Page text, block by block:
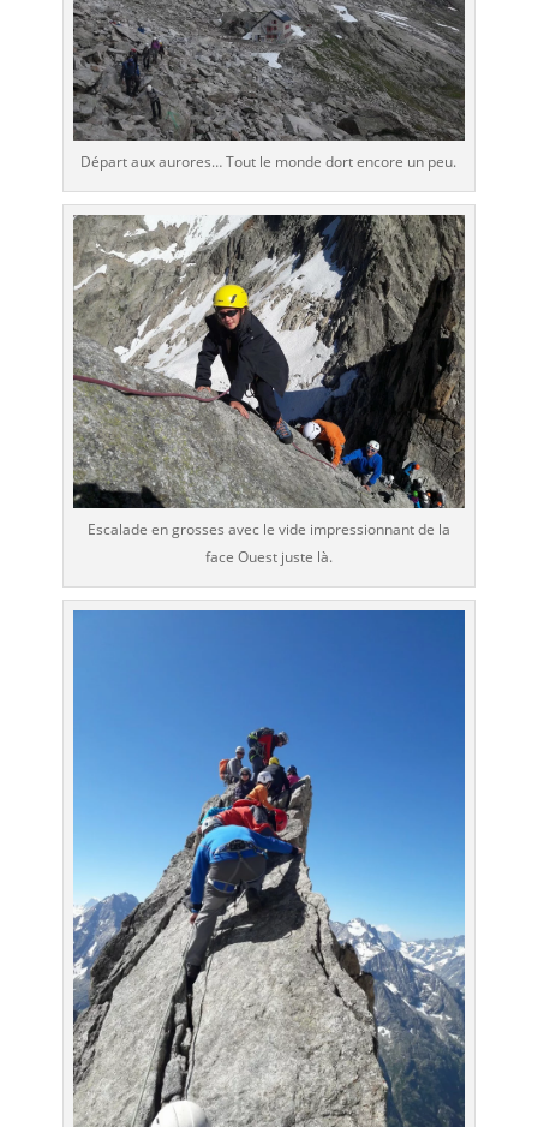
Départ aux aurores… Tout le monde dort encore un peu.
Escalade en grosses avec le vide impressionnant de la
face Ouest juste là.